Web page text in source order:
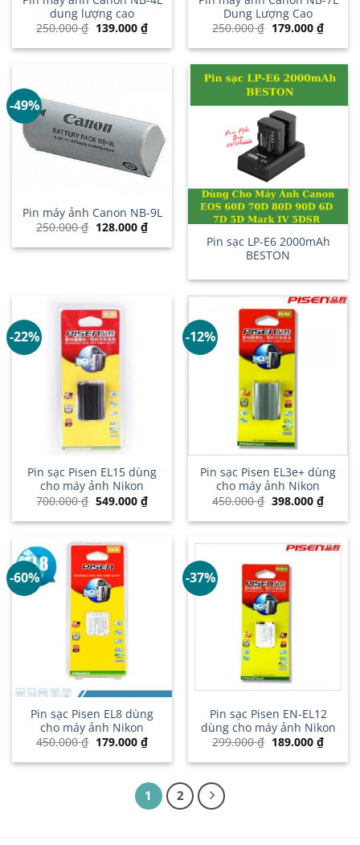
dung lượng cao
250.000₫ Giá
là:
139.000 ₫Giá
hiện
tại
139.000 ₫.
Dung Lượng Cao
250.000₫ Giá
là:
179.000 ₫Giá
hiện
tại
-49%
Pin máy ảnh Canon NB-9L
250.000₫ Giá
gốc
là:
128.000 ₫Giá
hiện
tại
Pin sạc LP-E6 2000mAh
BESTON
-22%
Pin sạc Pisen EL15 dùng
cho máy ảnh Nikon
700.000₫ Giá
gốc
là:
549.000 ₫Giá
hiện
tại
549.000 ₫.
-12%
Pin sạc Pisen EL3e+ dùng
cho máy ảnh Nikon
450.000₫ Giá
gốc
là:
398.000 ₫Giá
hiện
tại
-60%
Pin sạc Pisen EL8 dùng
cho máy ảnh Nikon
450.000₫ Giá
là:
179.000 ₫Giá
hiện
tại
179.000 ₫.
-37%
Pin sạc Pisen EN-EL12
dùng cho máy ảnh Nikon
299.000₫ Giá
là:
189.000 ₫Giá
hiện
tại
1 2